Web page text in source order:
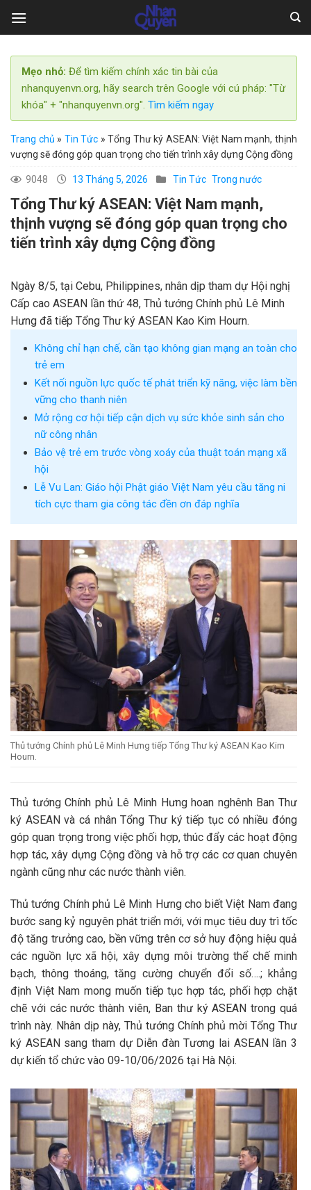
Mẹo nhỏ: Để tìm kiếm chính xác tin bài của
nhanquyenvn.org, hãy search trên Google với cú pháp: "Từ
khóa" + "nhanquyenvn.org". Tìm kiếm ngay
Trang chủ » Tin Tức »Tổng Thư ký ASEAN: Việt Nam mạnh, thịnh
vượng sẽ đóng góp quan trọng cho tiến trình xây dựng Cộng đồng
9048 13 Tháng 5, 2026 Tin Tức Trong nước
Tổng Thư ký ASEAN: Việt Nam mạnh,
thịnh vượng sẽ đóng góp quan trọng cho
tiến trình xây dựng Cộng đồng
Ngày 8/5, tại Cebu, Philippines, nhân dịp tham dự Hội nghị
Cấp cao ASEAN lần thứ 48, Thủ tướng Chính phủ Lê Minh
Hưng đã tiếp Tổng Thư ký ASEAN Kao Kim Hourn.
Không chỉ hạn chế, cần tạo không gian mạng an toàn cho
trẻ em
Kết nối nguồn lực quốc tế phát triển kỹ năng, việc làm bền
vững cho thanh niên
Mở rộng cơ hội tiếp cận dịch vụ sức khỏe sinh sản cho
nữ công nhân
Bảo vệ trẻ em trước vòng xoáy của thuật toán mạng xã
hội
Lễ Vu Lan: Giáo hội Phật giáo Việt Nam yêu cầu tăng ni
tích cực tham gia công tác đền ơn đáp nghĩa
Thủ tướng Chính phủ Lê Minh Hưng tiếp Tổng Thư ký ASEAN Kao Kim
Hourn.
Thủ tướng Chính phủ Lê Minh Hưng hoan nghênh Ban Thư
ký ASEAN và cá nhân Tổng Thư ký tiếp tục có nhiều đóng
góp quan trọng trong việc phối hợp, thúc đẩy các hoạt động
hợp tác, xây dựng Cộng đồng và hỗ trợ các cơ quan chuyên
ngành cũng như các nước thành viên.
Thủ tướng Chính phủ Lê Minh Hưng cho biết Việt Nam đang
bước sang kỷ nguyên phát triển mới, với mục tiêu duy trì tốc
độ tăng trưởng cao, bền vững trên cơ sở huy động hiệu quả
các nguồn lực xã hội, xây dựng môi trường thể chế minh
bạch, thông thoáng, tăng cường chuyển đổi số….; khẳng
định Việt Nam mong muốn tiếp tục hợp tác, phối hợp chặt
chẽ với các nước thành viên, Ban thư ký ASEAN trong quá
trình này. Nhân dịp này, Thủ tướng Chính phủ mời Tổng Thư
ký ASEAN sang tham dự Diễn đàn Tương lai ASEAN lần 3
dự kiến tổ chức vào 09-10/06/2026 tại Hà Nội.